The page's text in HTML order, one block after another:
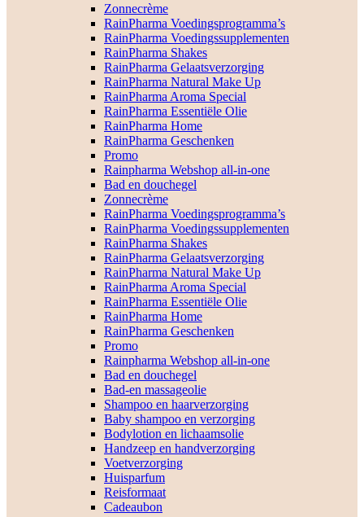
Zonnecrème
RainPharma Voedingsprogramma’s
RainPharma Voedingssupplementen
RainPharma Shakes
RainPharma Gelaatsverzorging
RainPharma Natural Make Up
RainPharma Aroma Special
RainPharma Essentiële Olie
RainPharma Home
RainPharma Geschenken
Promo
Rainpharma Webshop all-in-one
Bad en douchegel
Zonnecrème
RainPharma Voedingsprogramma’s
RainPharma Voedingssupplementen
RainPharma Shakes
RainPharma Gelaatsverzorging
RainPharma Natural Make Up
RainPharma Aroma Special
RainPharma Essentiële Olie
RainPharma Home
RainPharma Geschenken
Promo
Rainpharma Webshop all-in-one
Bad en douchegel
Bad-en massageolie
Shampoo en haarverzorging
Baby shampoo en verzorging
Bodylotion en lichaamsolie
Handzeep en handverzorging
Voetverzorging
Huisparfum
Reisformaat
Cadeaubon